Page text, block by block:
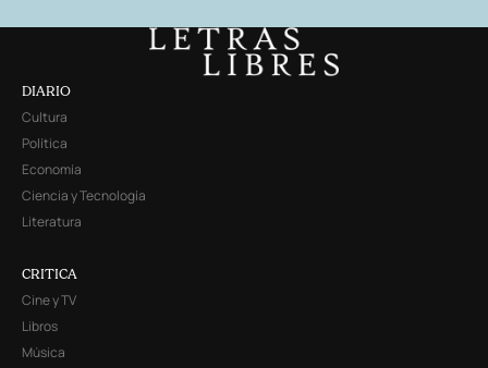
DIARIO
Cultura
Política
Economía
Ciencia y Tecnología
Literatura
CRITICA
Cine y TV
Libros
Música